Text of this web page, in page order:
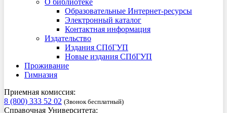
О библиотеке
Образовательные Интернет-ресурсы
Электронный каталог
Контактная информация
Издательство
Издания СПбГУП
Новые издания СПбГУП
Проживание
Гимназия
Приемная комиссия:
8 (800) 333 52 02 (Звонок бесплатный)
Справочная Университета: